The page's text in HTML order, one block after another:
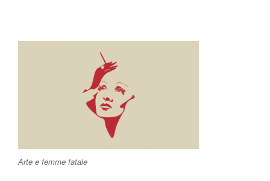
Arte e femme fatale